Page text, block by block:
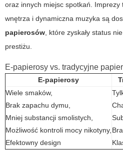
oraz innych miejsc spotkań.
wnętrza i dynamiczna muzyka są
papierosów, które zyskały status
prestiżu.
E-papierosy vs. tradycyjne
E-papierosy
Wiele smaków,
Brak zapachu dymu,
Mniej substancji smolistych,
Możliwość kontroli mocy nikotyny,
Efektowny design